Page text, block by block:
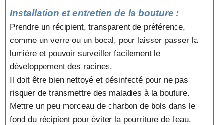
Installation et entretien de la bouture :
Prendre un récipient, transparent de préférence,
comme un verre ou un bocal, pour laisser passer la
lumière et pouvoir surveiller facilement le
développement des racines.
Il doit être bien nettoyé et désinfecté pour ne pas
risquer de transmettre des maladies à la bouture.
Mettre un peu morceau de charbon de bois dans le
fond du récipient pour éviter la pourriture de l'eau.